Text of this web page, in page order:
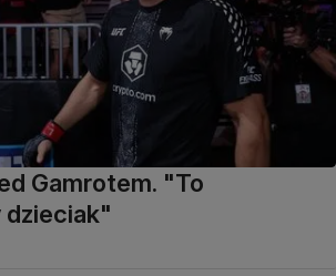
Gamrotem. "To
dzieciak"